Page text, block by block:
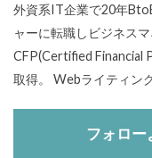
外資系IT企業で20年
ャーに転職しビジネス
CFP(Certified Financial
取得。 Webライティン
フォロー